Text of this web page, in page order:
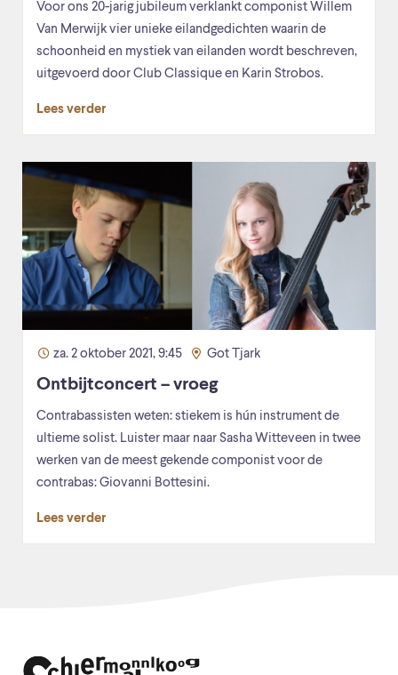
Voor ons 20-jarig jubileum verklankt componist Willem
Van Merwijk vier unieke eilandgedichten waarin de
schoonheid en mystiek van eilanden wordt beschreven,
uitgevoerd door Club Classique en Karin Strobos.
Lees verder
za. 2 oktober 2021, 9:45 Got Tjark
Ontbijtconcert – vroeg
Contrabassisten weten: stiekem is hún instrument de
ultieme solist. Luister maar naar Sasha Witteveen in twee
werken van de meest gekende componist voor de
contrabas: Giovanni Bottesini.
Lees verder